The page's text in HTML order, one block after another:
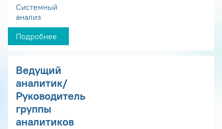
Системный
анализ
Подробнее
Ведущий
аналитик/
Руководитель
группы
аналитиков